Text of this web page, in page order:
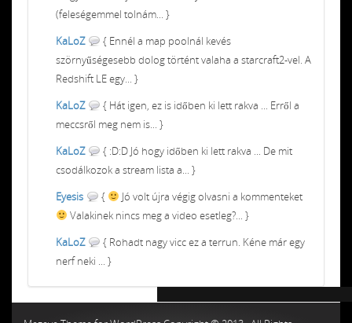
(feleségemmel tolnám... }
KaLoZ
{ Ennél a map poolnál kevés
szörnyűségesebb dolog történt valaha a starcraft2-vel. A
Redshift LE egy... }
KaLoZ
{ Hát igen, ez is időben ki lett rakva ... Erről a
meccsről meg nem is... }
KaLoZ
{ :D:D Jó hogy időben ki lett rakva ... De mit
csodálkozok a stream lista a... }
Eyesis
{
Jó volt újra végig olvasni a kommenteket
Valakinek nincs meg a video esetleg?... }
KaLoZ
{ Rohadt nagy vicc ez a terrun. Kéne már egy
nerf neki ... }